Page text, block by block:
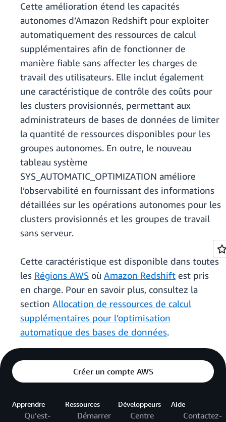
Cette amélioration étend les capacités
autonomes d’Amazon Redshift pour exploiter
automatiquement des ressources de calcul
supplémentaires afin de fonctionner de
manière fiable sans affecter les charges de
travail des utilisateurs. Elle inclut également
une caractéristique de contrôle des coûts pour
les clusters provisionnés, permettant aux
administrateurs de bases de données de limiter
la quantité de ressources disponibles pour les
groupes autonomes. En outre, le nouveau
tableau système
SYS_AUTOMATIC_OPTIMIZATION améliore
l’observabilité en fournissant des informations
détaillées sur les opérations autonomes pour les
clusters provisionnés et les groupes de travail
sans serveur.
Cette caractéristique est disponible dans toutes
les Régions AWS où Amazon Redshift est pris
en charge. Pour en savoir plus, consultez la
section Allocation de ressources de calcul
supplémentaires pour l’optimisation
automatique des bases de données.
Créer un compte AWS
Apprendre
Qu’est-
Ressources
Démarrer
Développeurs
Centre
Aide
Contactez-